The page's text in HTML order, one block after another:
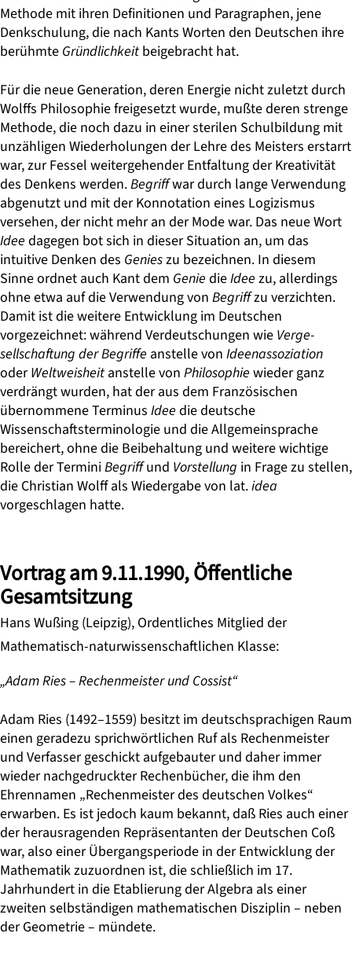
Methode mit ihren Definitionen und Paragraphen, jene
Denkschulung, die nach Kants Worten den Deutschen ihre
berühmte Gründlichkeitbeigebracht hat.
Für die neue Generation, deren Energie nicht zuletzt durch
Wolffs Philosophie freigesetzt wurde, mußte deren strenge
Methode, die noch dazu in einer sterilen Schulbildung mit
unzähligen Wiederholungen der Lehre des Meisters erstarrt
war, zur Fessel weitergehender Entfaltung der Kreativität
des Denkens werden.Begriffwar durch lange Verwendung
abgenutzt und mit der Konnotation eines Logizismus
versehen, der nicht mehr an der Mode war. Das neue Wort
Idee dagegen bot sich in dieser Situation an, um das
intuitive Denken des Genieszu bezeichnen. In diesem
Sinne ordnet auch Kant dem Genie dieIdee zu, allerdings
ohne etwa auf die Verwendung von Begriffzu verzichten.
Damit ist die weitere Entwicklung im Deutschen
vorgezeichnet: während Verdeutschungen wie Verge­
sellschaftung der Begriffe anstelle von Ideenassoziation
oderWeltweisheitanstelle von Philosophie wieder ganz
verdrängt wurden, hat der aus dem Französischen
übernommene Terminus Idee die deutsche
Wissenschaftsterminologie und die Allgemeinsprache
bereichert, ohne die Beibehaltung und weitere wichtige
Rolle der TerminiBegriffund Vorstellung in Frage zu stellen,
die Christian Wolff als Wiedergabe von lat.idea
vorgeschlagen hatte.
Vortrag am 9.11.1990, Öffentliche
Gesamtsitzung
Hans Wußing (Leipzig), Ordentliches Mitglied der
Mathematisch-naturwissenschaftlichen Klasse:
„Adam Ries – Rechenmeister und Cossist“
Adam Ries (1492–1559) besitzt im deutschsprachigen Raum
einen geradezu sprichwört­lichen Ruf als Rechenmeister
und Verfasser geschickt aufgebauter und daher immer
wieder nachgedruckter Rechenbücher, die ihm den
Ehrennamen „Rechenmeister des deutschen Volkes“
erwarben. Es ist jedoch kaum bekannt, daß Ries auch einer
der herausragenden Repräsentanten der Deutschen Coß
war, also einer Übergangsperiode in der Entwicklung der
Mathematik zuzuordnen ist, die schließlich im 17.
Jahrhundert in die Etablierung der Algebra als einer
zweiten selbständigen mathematischen Disziplin – neben
der Geometrie – mündete.